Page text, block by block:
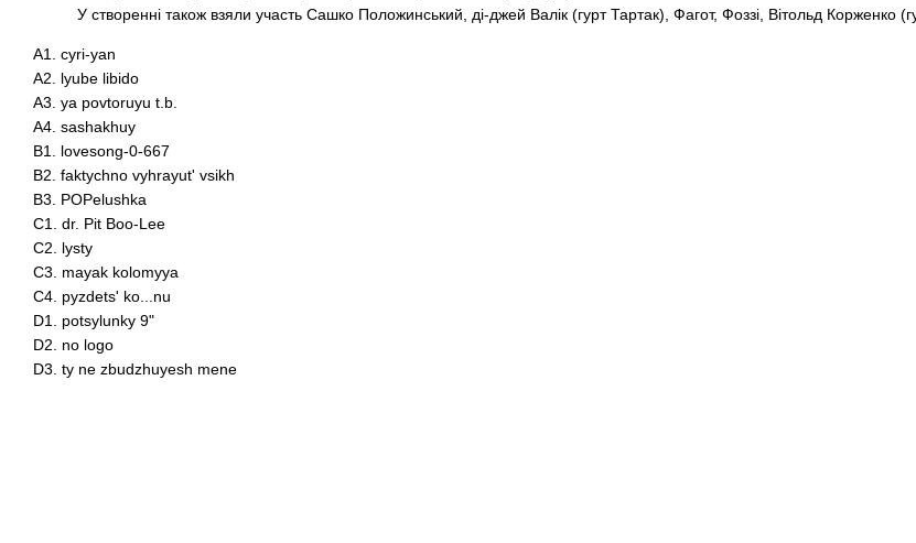
У створенні також взяли участь Сашко Положинський, ді-джей Валік (гурт Тартак), Фагот, Фоззі, Вітольд
A1. cyri-yan
A2. lyube libido
A3. ya povtoruyu t.b.
A4. sashakhuy
B1. lovesong-0-667
B2. faktychno vyhrayut' vsikh
B3. POPelushka
C1. dr. Pit Boo-Lee
C2. lysty
C3. mayak kolomyya
C4. pyzdets' ko...nu
D1. potsylunky 9"
D2. no logo
D3. ty ne zbudzhuyesh mene